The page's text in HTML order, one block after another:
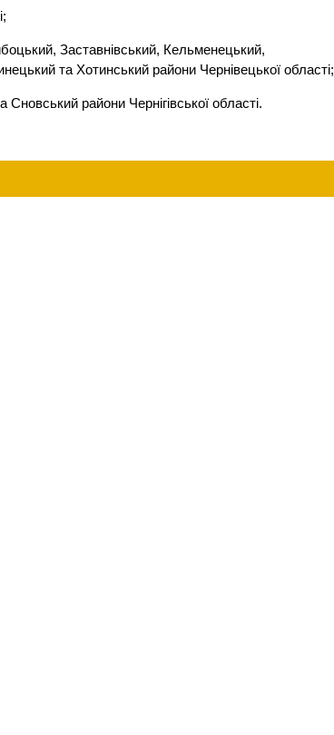
Заставнівський, Кельменецький,
та Хотинський райони Чернівецької області;
райони Чернігівської області.